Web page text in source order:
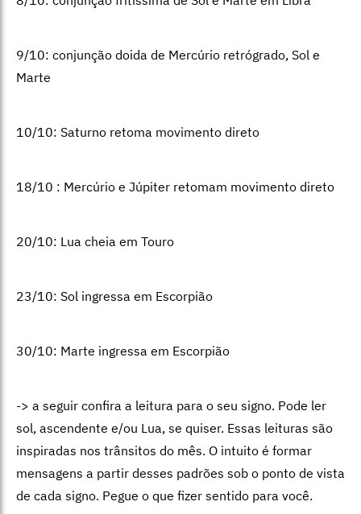
9/10: conjunção doida de Mercúrio retrógrado, Sol e
Marte
10/10: Saturno retoma movimento direto
18/10 : Mercúrio e Júpiter retomam movimento direto
20/10: Lua cheia em Touro
23/10: Sol ingressa em Escorpião
30/10: Marte ingressa em Escorpião
-> a seguir confira a leitura para o seu signo. Pode ler
sol, ascendente e/ou Lua, se quiser. Essas leituras são
inspiradas nos trânsitos do mês. O intuito é formar
mensagens a partir desses padrões sob o ponto de vista
de cada signo. Pegue o que fizer sentido para você.